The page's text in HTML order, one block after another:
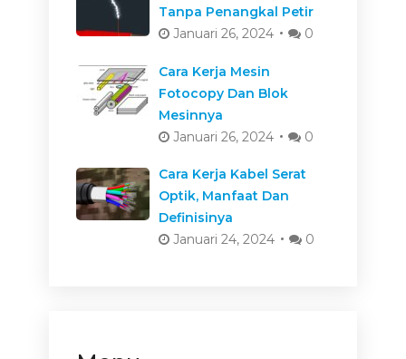
Tanpa Penangkal Petir
Januari 26, 2024
0
Cara Kerja Mesin
Fotocopy Dan Blok
Mesinnya
Januari 26, 2024
0
Cara Kerja Kabel Serat
Optik, Manfaat Dan
Definisinya
Januari 24, 2024
0